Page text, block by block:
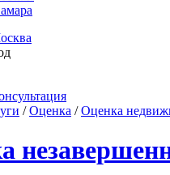
/Оценка /Оценка